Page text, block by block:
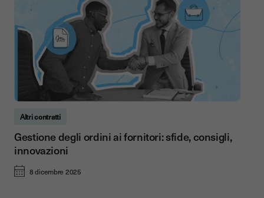
Altri contratti
Gestione degli ordini ai fornitori: sfide, consigli,
innovazioni
8 dicembre 2025